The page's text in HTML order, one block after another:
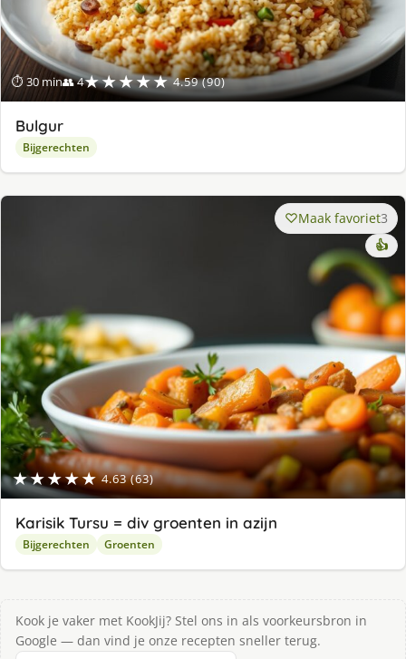
⏱ 30 min👥 4★★★★★ 4.59 (90)
Bulgur
Bijgerechten
★★★★★ 4.63 (63)
Maak favoriet3
👍
Karisik Tursu = div groenten in azijn
Bijgerechten Groenten
Kook je vaker met KookJij? Stel ons in als voorkeursbron in
Google — dan vind je onze recepten sneller terug.